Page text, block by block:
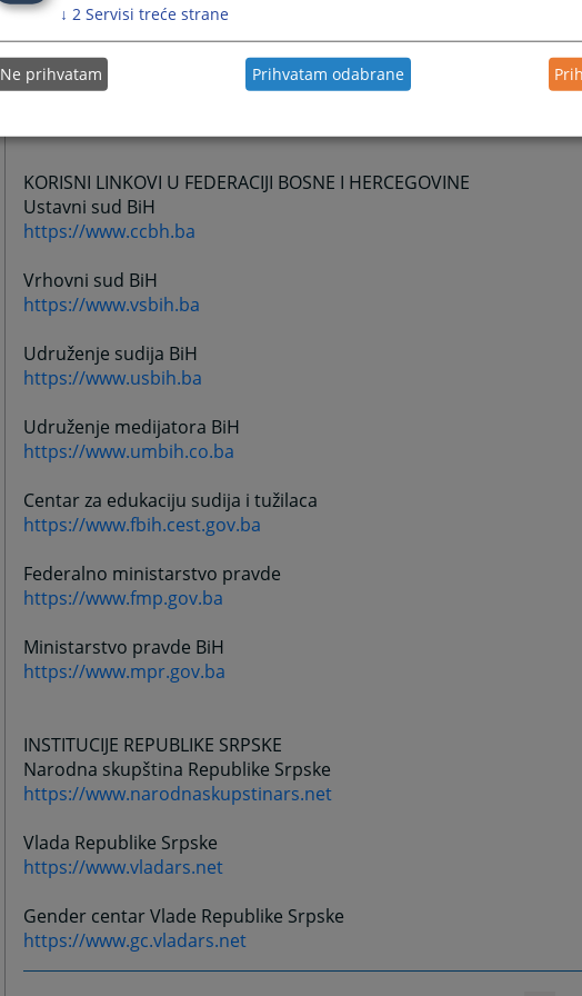
https://www.unhcr.ba
Zemljišna administracija
https:///www.zkk.ba
KORISNI LINKOVI U FEDERACIJI BOSNE I HERCEGOVINE
Ustavni sud BiH
https://www.ccbh.ba
Vrhovni sud BiH
https://www.vsbih.ba
Udruženje sudija BiH
https://www.usbih.ba
Udruženje medijatora BiH
https://www.umbih.co.ba
Centar za edukaciju sudija i tužilaca
https://www.fbih.cest.gov.ba
Federalno ministarstvo pravde
https://www.fmp.gov.ba
Ministarstvo pravde BiH
https://www.mpr.gov.ba
INSTITUCIJE REPUBLIKE SRPSKE
Narodna skupština Republike Srpske
https://www.narodnaskupstinars.net
Vlada Republike Srpske
https://www.vladars.net
Gender centar Vlade Republike Srpske
https://www.gc.vladars.net
↓ 2 Servisi treće strane
Ne prihvatam Prihvatam odabrane